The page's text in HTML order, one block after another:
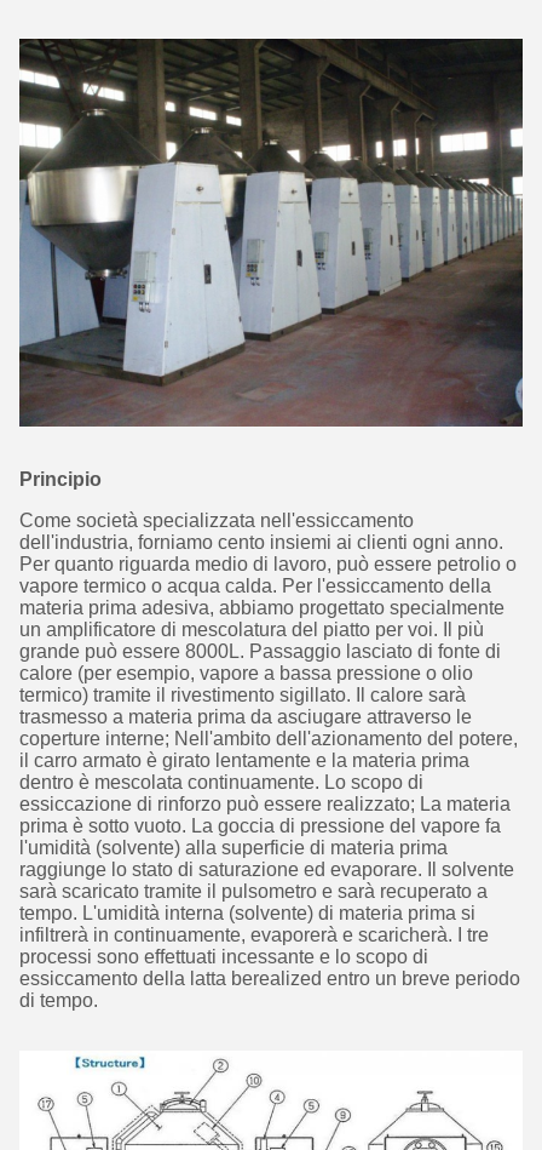
Principio
Come società specializzata nell'essiccamento
dell'industria, forniamo cento insiemi ai clienti ogni anno.
Per quanto riguarda medio di lavoro, può essere petrolio o
vapore termico o acqua calda. Per l'essiccamento della
materia prima adesiva, abbiamo progettato specialmente
un amplificatore di mescolatura del piatto per voi. Il più
grande può essere 8000L. Passaggio lasciato di fonte di
calore (per esempio, vapore a bassa pressione o olio
termico) tramite il rivestimento sigillato. Il calore sarà
trasmesso a materia prima da asciugare attraverso le
coperture interne; Nell'ambito dell'azionamento del potere,
il carro armato è girato lentamente e la materia prima
dentro è mescolata continuamente. Lo scopo di
essiccazione di rinforzo può essere realizzato; La materia
prima è sotto vuoto. La goccia di pressione del vapore fa
l'umidità (solvente) alla superficie di materia prima
raggiunge lo stato di saturazione ed evaporare. Il solvente
sarà scaricato tramite il pulsometro e sarà recuperato a
tempo. L'umidità interna (solvente) di materia prima si
infiltrerà in continuamente, evaporerà e scaricherà. I tre
processi sono effettuati incessante e lo scopo di
essiccamento della latta berealized entro un breve periodo
di tempo.